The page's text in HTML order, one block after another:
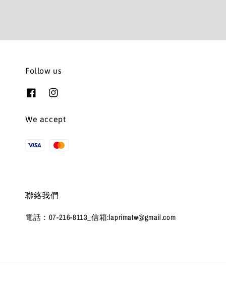
Follow us
We accept
聯絡我們
電話：07-216-8113_信箱:laprimatw@gmail.com